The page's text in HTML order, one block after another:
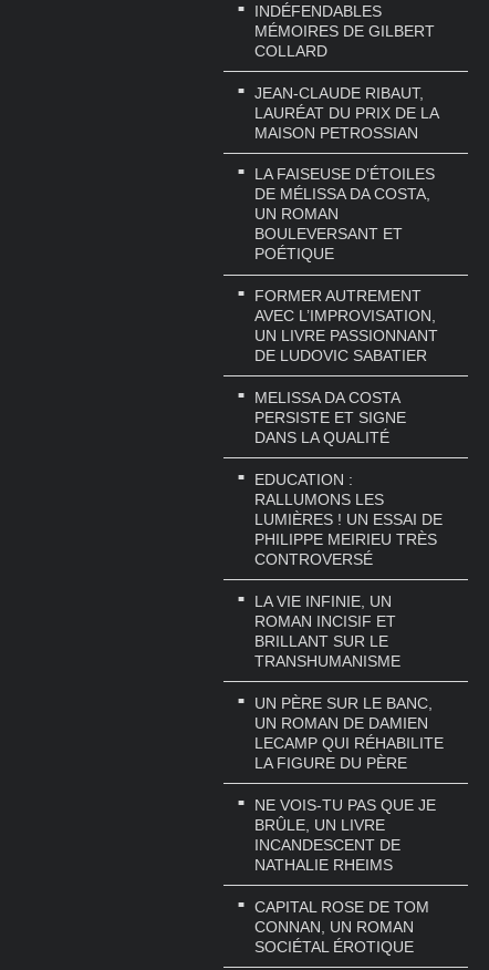
INDÉFENDABLES
MÉMOIRES DE GILBERT
COLLARD
JEAN-CLAUDE RIBAUT,
LAURÉAT DU PRIX DE LA
MAISON PETROSSIAN
LA FAISEUSE D’ÉTOILES
DE MÉLISSA DA COSTA,
UN ROMAN
BOULEVERSANT ET
POÉTIQUE
FORMER AUTREMENT
AVEC L’IMPROVISATION,
UN LIVRE PASSIONNANT
DE LUDOVIC SABATIER
MELISSA DA COSTA
PERSISTE ET SIGNE
DANS LA QUALITÉ
EDUCATION :
RALLUMONS LES
LUMIÈRES ! UN ESSAI DE
PHILIPPE MEIRIEU TRÈS
CONTROVERSÉ
LA VIE INFINIE, UN
ROMAN INCISIF ET
BRILLANT SUR LE
TRANSHUMANISME
UN PÈRE SUR LE BANC,
UN ROMAN DE DAMIEN
LECAMP QUI RÉHABILITE
LA FIGURE DU PÈRE
NE VOIS-TU PAS QUE JE
BRÛLE, UN LIVRE
INCANDESCENT DE
NATHALIE RHEIMS
CAPITAL ROSE DE TOM
CONNAN, UN ROMAN
SOCIÉTAL ÉROTIQUE